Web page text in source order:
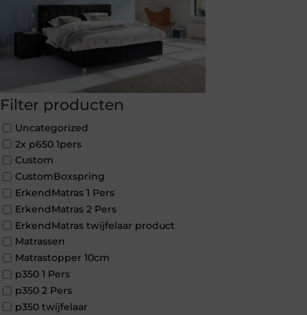
Filter producten
Uncategorized
2x p650 1pers
Custom
CustomBoxspring
ErkendMatras 1 Pers
ErkendMatras 2 Pers
ErkendMatras twijfelaar product
Matrassen
Matrastopper 10cm
p350 1 Pers
p350 2 Pers
p350 twijfelaar